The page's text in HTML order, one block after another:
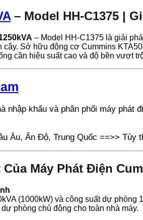
– Model HH‑C1375 |
– Model HH‑C1375 là giải
cậy. Sở hữu động cơ Cummins
cần hiệu suất cao và độ bền vượt
nhập khẩu và phân phối máy phát
Âu, Ấn Độ, Trung Quốc ==>> Tùy
Máy Phát Điện
(1000kW) và công suất dự
phòng chủ động cho toàn nhà máy.